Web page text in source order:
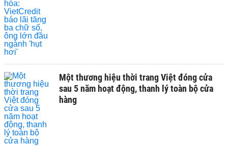
Một thương hiệu thời trang Việt đóng cửa
sau 5 năm hoạt động, thanh lý toàn bộ cửa
hàng